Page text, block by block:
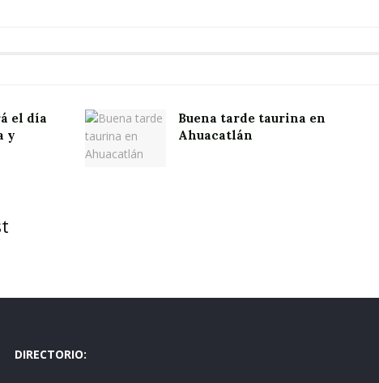
el día
y
Buena tarde taurina en
Ahuacatlán
DIRECTORIO: